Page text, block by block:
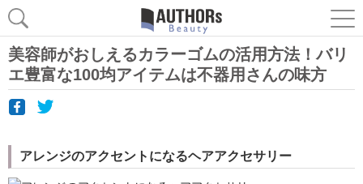
美容師がおしえるカラーゴムの活用方法！バリ
エ豊富な100均アイテムは不器用さんの味方
アレンジのアクセントになるヘアアクセサリー